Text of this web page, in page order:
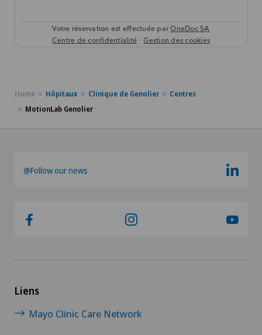
Home Hôpitaux Clinique de Genolier
Centres
MotionLab Genolier
@Follow our news
Liens
Mayo Clinic Care Network